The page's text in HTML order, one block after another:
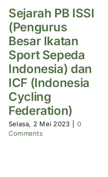
Sejarah PB ISSI
(Pengurus
Besar Ikatan
Sport Sepeda
Indonesia) dan
ICF (Indonesia
Cycling
Federation)
Selasa, 2 Mei 2023
0
Comments